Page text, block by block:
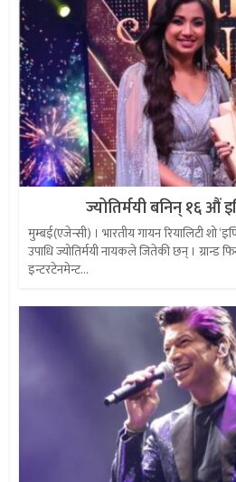
ज्योतिर्मयी बनिन् १६ औं
मुम्बई(एजेन्सी) । भारतीय गायन रियालिटी शो
उपाधि ज्योतिर्मयी नायकले जितेकी छन् । ग्रान्ड
इन्टरटेनमेन्ट...